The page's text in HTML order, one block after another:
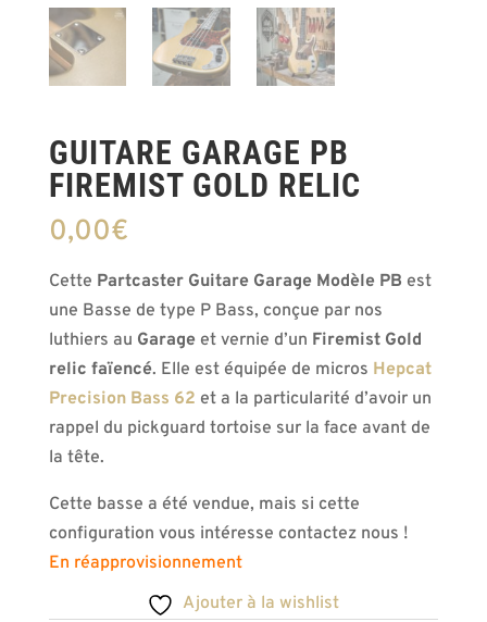
GUITARE GARAGE PB
FIREMIST GOLD RELIC
0,00€
Cette Partcaster Guitare Garage Modèle PB est
une Basse de type P Bass, conçue par nos
luthiers au Garage et vernie d’un Firemist Gold
relic faïencé. Elle est équipée de micros Hepcat
Precision Bass 62 et a la particularité d’avoir un
rappel du pickguard tortoise sur la face avant de
la tête.
Cette basse a été vendue, mais si cette
configuration vous intéresse contactez nous !
En réapprovisionnement
Ajouter à la wishlist